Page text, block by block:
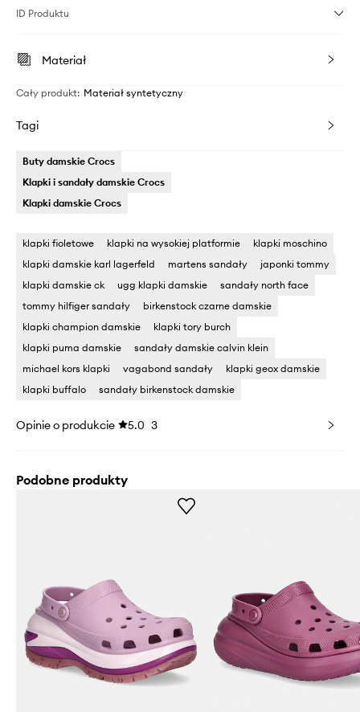
ID Produktu
Materiał
Cały produkt: Materiał syntetyczny
Tagi
Buty damskie Crocs
Klapki i sandały damskie Crocs
Klapki damskie Crocs
klapki fioletowe klapki na wysokiej platformie
klapki moschino
klapki damskie karl lagerfeld
martens sandały
japonki tommy
klapki damskie ck
ugg klapki damskie
sandały north face
tommy hilfiger sandały
birkenstock czarne damskie
klapki champion damskie
klapki tory burch
klapki puma damskie
sandały damskie calvin klein
michael kors klapki
vagabond sandały
klapki geox damskie
klapki buffalo
sandały birkenstock damskie
Opinie o produkcie 5.0 3
Podobne produkty